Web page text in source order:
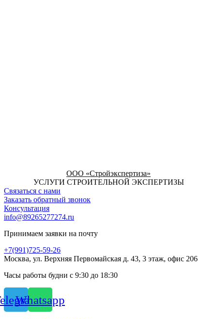
ООО «Стройэкспертиза»
УСЛУГИ СТРОИТЕЛЬНОЙ ЭКСПЕРТИЗЫ
Связаться с нами
Заказать обратный звонок
Консультация
info@89265277274.ru
Принимаем заявки на почту
+7(991)725-59-26
Москва, ул. Верхняя Первомайская д. 43, 3 этаж, офис 206
Часы работы будни с 9:30 до 18:30
Whatsapp